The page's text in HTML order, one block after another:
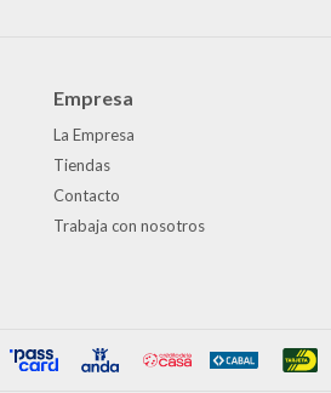
Empresa
La Empresa
Tiendas
Contacto
Trabaja con nosotros